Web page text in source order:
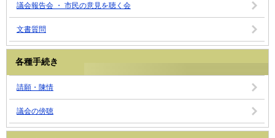
議会報告会 ・ 市民の意見を聴く会
文書質問
各種手続き
請願・陳情
議会の傍聴